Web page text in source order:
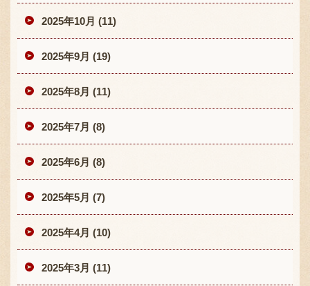
2025年10月 (11)
2025年9月 (19)
2025年8月 (11)
2025年7月 (8)
2025年6月 (8)
2025年5月 (7)
2025年4月 (10)
2025年3月 (11)